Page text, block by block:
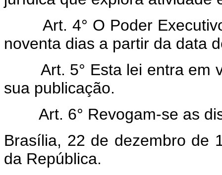
Art. 4° O Poder
noventa dias a partir da data
Art. 5° Esta lei entra em
sua publicação.
Art. 6° Revogam-se as
Brasília, 22 de dezembro de
da República.